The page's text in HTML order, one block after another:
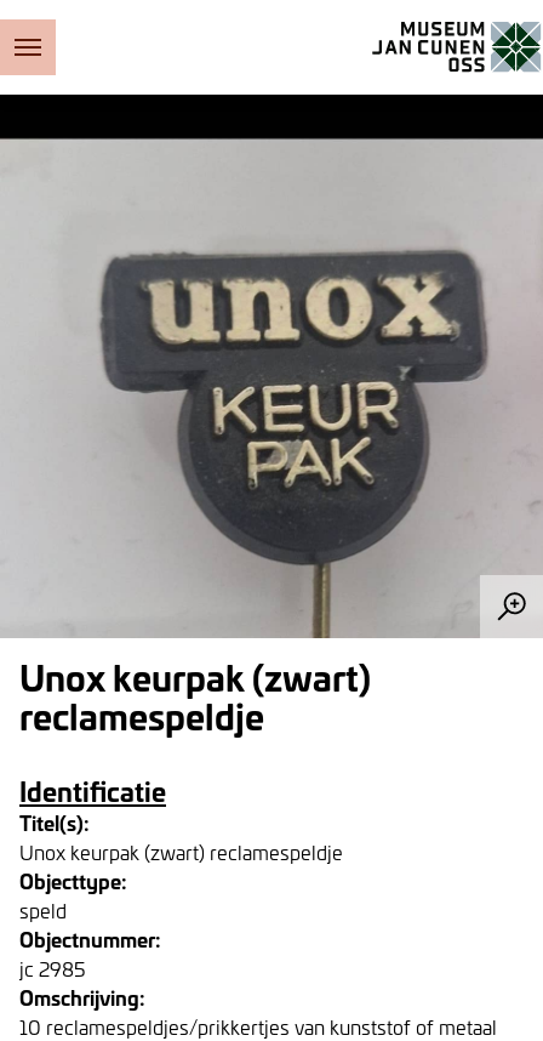
Unox keurpak (zwart)
reclamespeldje
Identificatie
Titel(s):
Unox keurpak (zwart) reclamespeldje
Objecttype:
speld
Objectnummer:
jc 2985
Omschrijving:
10 reclamespeldjes/prikkertjes van kunststof of metaal